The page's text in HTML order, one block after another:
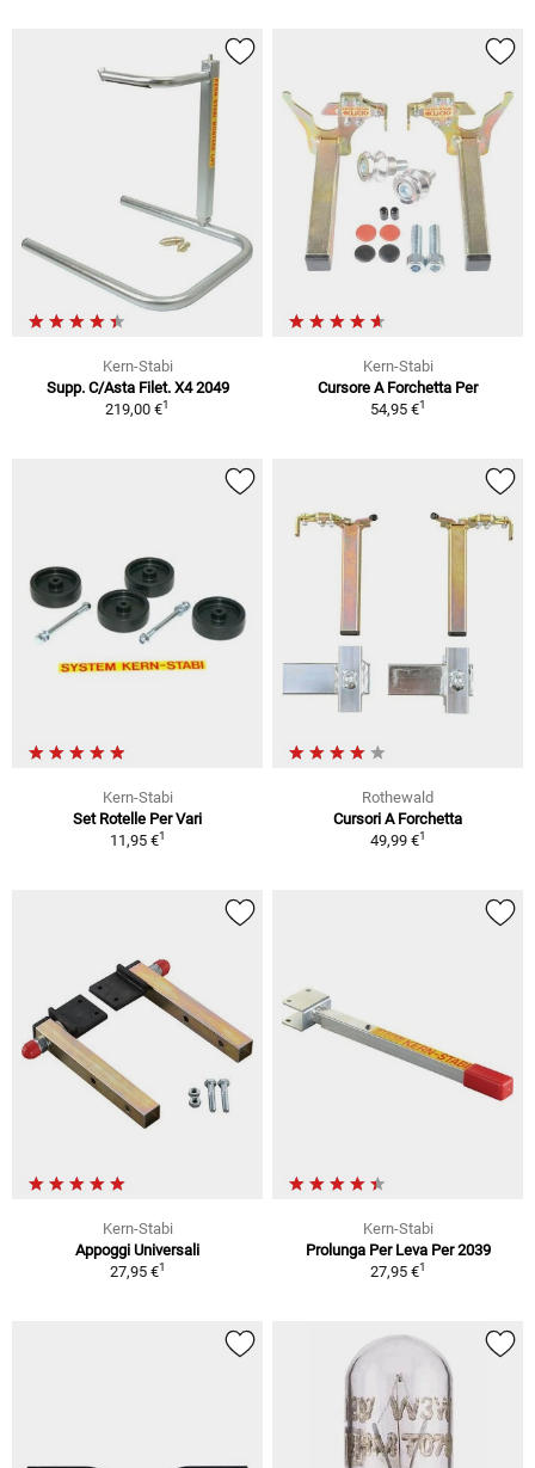
Kern-Stabi
Supp. C/Asta Filet. X4 2049
219,00 €1
Kern-Stabi
Cursore A Forchetta Per
54,95 €1
Kern-Stabi
Set Rotelle Per Vari
11,95 €1
Rothewald
Cursori A Forchetta
49,99 €1
Kern-Stabi
Appoggi Universali
27,95 €1
Kern-Stabi
Prolunga Per Leva Per 2039
27,95 €1